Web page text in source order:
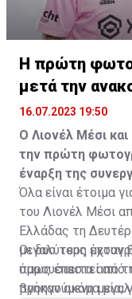
Η πρώτη
μετά την
16.07.2023 19:50
Ο Λιονέλ Μέσι
την πρώτη
έναρξη της
Όλα είναι έτοιμα
του Λιονέλ Μέσι
Ελλάδας τη
μεγαλύτερη
παρουσιαστεί από
προηγούμενη
Οι δυο τους έχουν
όμως έπειτα από
βγήκαν ακόμα μία,